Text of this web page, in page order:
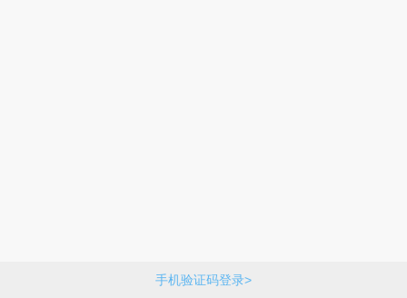
手机验证码登录>